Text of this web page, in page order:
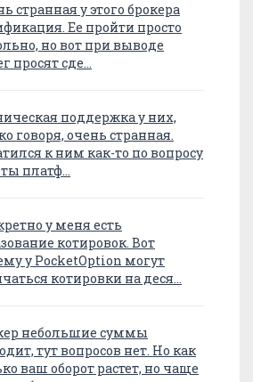
странная у этого брокера
Ее пройти просто
но вот при выводе
просят сде…
поддержка у них,
говоря, очень странная.
к ним как-то по вопросу
платф…
у меня есть
котировок. Вот
у PocketOption могут
котировки на деся…
небольшие суммы
тут вопросов нет. Но как
ваш оборот растет, но чаще